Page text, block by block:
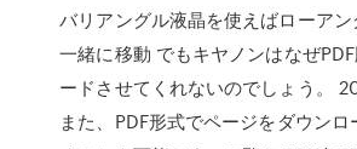
バリアングル液晶を使えばローア
一緒に移動 でもキヤノンはなぜ
ードさせてくれないのでしょう。
また、PDF形式でページをダウン